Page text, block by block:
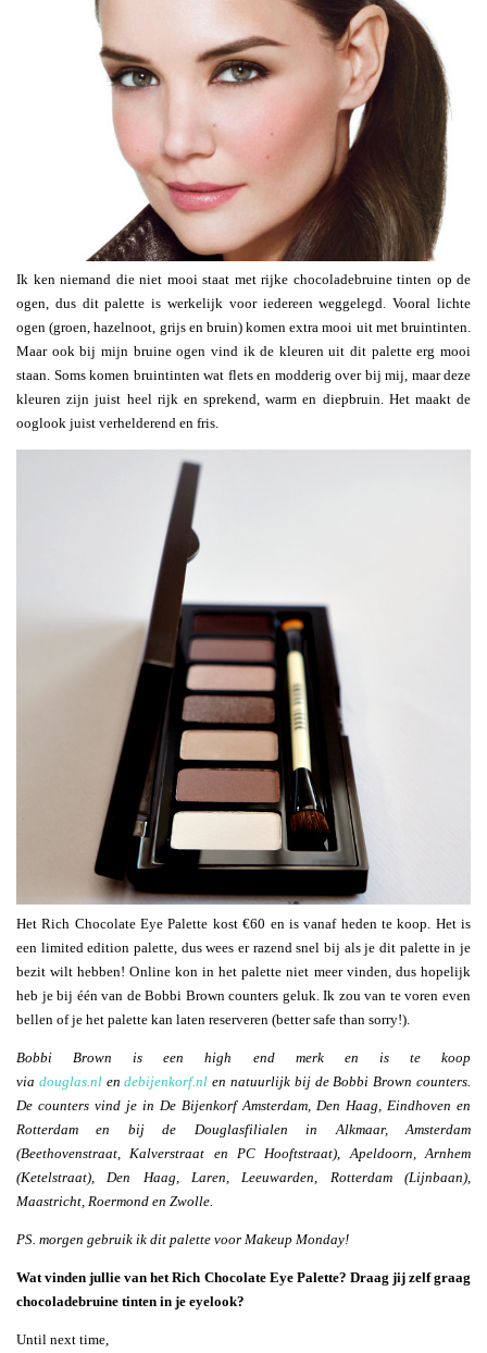
Ik ken niemand die niet mooi staat met rijke chocoladebruine tinten op de
ogen, dus dit palette is werkelijk voor iedereen weggelegd. Vooral lichte
ogen (groen, hazelnoot, grijs en bruin) komen extra mooi uit met bruintinten.
Maar ook bij mijn bruine ogen vind ik de kleuren uit dit palette erg mooi
staan. Soms komen bruintinten wat flets en modderig over bij mij, maar deze
kleuren zijn juist heel rijk en sprekend, warm en diepbruin. Het maakt de
ooglook juist verhelderend en fris.
Het Rich Chocolate Eye Palette kost €60 en is vanaf heden te koop. Het is
een limited edition palette, dus wees er razend snel bij als je dit palette in je
bezit wilt hebben! Online kon in het palette niet meer vinden, dus hopelijk
heb je bij één van de Bobbi Brown counters geluk. Ik zou van te voren even
bellen of je het palette kan laten reserveren (better safe than sorry!).
Bobbi Brown is een high end merk en is te koop
via douglas.nlendebijenkorf.nl en natuurlijk bij de Bobbi Brown counters.
De counters vind je in De Bijenkorf Amsterdam, Den Haag, Eindhoven en
Rotterdam en bij de Douglasfilialen in Alkmaar, Amsterdam
(Beethovenstraat, Kalverstraat en PC Hooftstraat), Apeldoorn, Arnhem
(Ketelstraat), Den Haag, Laren, Leeuwarden, Rotterdam (Lijnbaan),
Maastricht, Roermond en Zwolle.
PS. morgen gebruik ik dit palette voor Makeup Monday!
Wat vinden jullie van het Rich Chocolate Eye Palette? Draag jij zelf graag
chocoladebruine tinten in je eyelook?
Until next time,